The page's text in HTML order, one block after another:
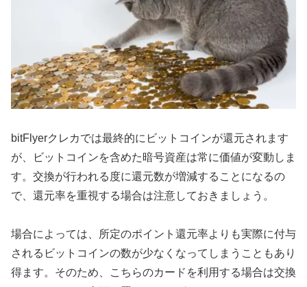
bitFlyerクレカでは最終的にビットコインが還元されます
が、ビットコインを含めた暗号資産は常に価値が変動しま
す。交換が行われる度に還元数が増減することになるの
で、還元率を重視する場合は注意しておきましょう。
場合によっては、所定のポイント還元率よりも実際に付与
されるビットコインの数が少なくなってしまうこともあり
得ます。そのため、こちらのカードを利用する場合は交換